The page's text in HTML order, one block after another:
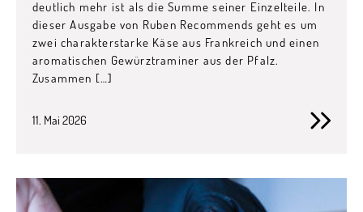
deutlich mehr ist als die Summe seiner Einzelteile. In
dieser Ausgabe von Ruben Recommends geht es um
zwei charakterstarke Käse aus Frankreich und einen
aromatischen Gewürztraminer aus der Pfalz.
Zusammen […]
11. Mai 2026